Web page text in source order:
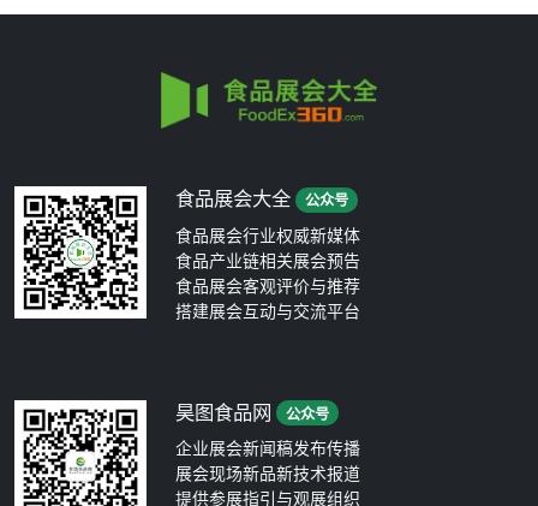
食品展会大全 公众号
食品展会行业权威新媒体
食品产业链相关展会预告
食品展会客观评价与推荐
搭建展会互动与交流平台
昊图食品网 公众号
企业展会新闻稿发布传播
展会现场新品新技术报道
提供参展指引与观展组织